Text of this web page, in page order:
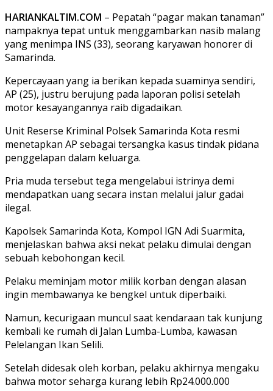
HARIANKALTIM.COM – Pepatah “pagar makan tanaman”
nampaknya tepat untuk menggambarkan nasib malang
yang menimpa INS (33), seorang karyawan honorer di
Samarinda.
Kepercayaan yang ia berikan kepada suaminya sendiri,
AP (25), justru berujung pada laporan polisi setelah
motor kesayangannya raib digadaikan.
Unit Reserse Kriminal Polsek Samarinda Kota resmi
menetapkan AP sebagai tersangka kasus tindak pidana
penggelapan dalam keluarga.
Pria muda tersebut tega mengelabui istrinya demi
mendapatkan uang secara instan melalui jalur gadai
ilegal.
Kapolsek Samarinda Kota, Kompol IGN Adi Suarmita,
menjelaskan bahwa aksi nekat pelaku dimulai dengan
sebuah kebohongan kecil.
Pelaku meminjam motor milik korban dengan alasan
ingin membawanya ke bengkel untuk diperbaiki.
Namun, kecurigaan muncul saat kendaraan tak kunjung
kembali ke rumah di Jalan Lumba-Lumba, kawasan
Pelelangan Ikan Selili.
Setelah didesak oleh korban, pelaku akhirnya mengaku
bahwa motor seharga kurang lebih Rp24.000.000